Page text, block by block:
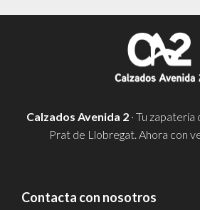
Calzados Avenida 2 · Tu
Prat de Llobregat. Ahora con
Contacta con nosotros